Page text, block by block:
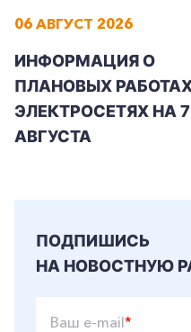
06 АВГУСТ 2026
ИНФОРМАЦИЯ О
ПЛАНОВЫХ
ЭЛЕКТРОСЕТЯХ НА 7
АВГУСТА
ПОДПИШИСЬ
НА НОВОСТНУЮ
Ваш e-mail*